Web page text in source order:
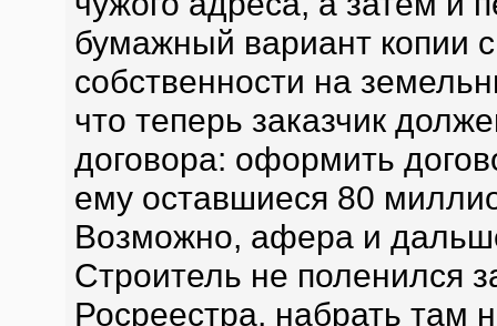
бумажный вариант копии
собственности на
что теперь заказчик
договора: оформить
ему оставшиеся 80
Возможно, афера и
Строитель не поленился
Росреестра, набрать там